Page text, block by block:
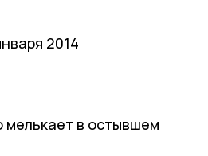
2014
в остывшем